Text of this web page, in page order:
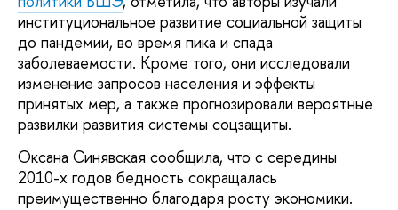
институциональное развитие социальной защиты
до пандемии, во время пика и спада
заболеваемости. Кроме того, они исследовали
изменение запросов населения и эффекты
принятых мер, а также прогнозировали вероятные
развилки развития системы соцзащиты.
Оксана Синявская сообщила, что с середины
2010-х годов бедность сокращалась
преимущественно благодаря росту экономики.